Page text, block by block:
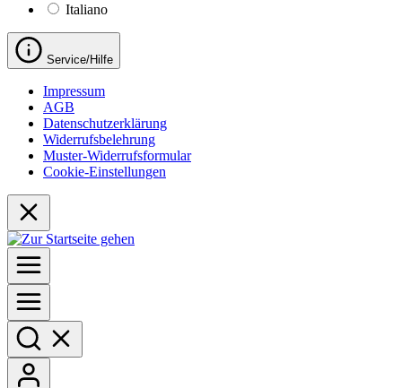
Italiano
Service/Hilfe
Impressum
AGB
Datenschutzerklärung
Widerrufsbelehrung
Muster-Widerrufsformular
Cookie-Einstellungen